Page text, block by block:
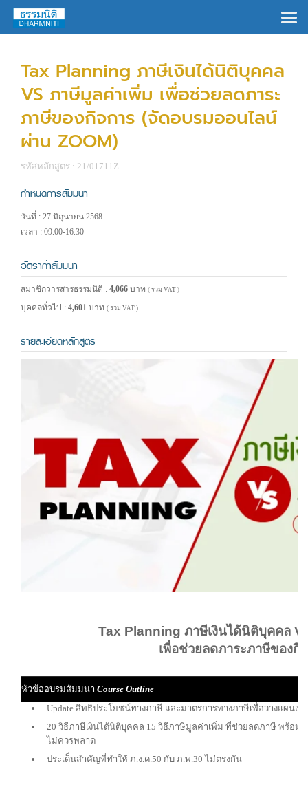
Tax Planning ภาษีเงินได้นิติบุคคล
VS ภาษีมูลค่าเพิ่ม เพื่อช่วยลดภาระ
ภาษีของกิจการ (จัดอบรมออนไลน์
ผ่าน ZOOM)
รหัสหลักสูตร : 21/01711Z
กำหนดการสัมมนา
วันที่ : 27 มิถุนายน 2568
เวลา : 09.00-16.30
อัตราค่าสัมมนา
สมาชิกวารสารธรรมนิติ : 4,066 บาท ( รวม VAT )
บุคคลทั่วไป : 4,601 บาท ( รวม VAT )
รายละเอียดหลักสูตร
Tax Planning ภาษีเงินได้นิติบุคคล
เพื่อช่วยลดภาระภาษีของกิ
หัวข้ออบรมสัมมนา Course Outline
Update สิทธิประโยชน์ทางภาษี และมาตรการทางภาษีเพื่อวางแผนงา
20 วิธีภาษีเงินได้นิติบุคคล 15 วิธีภาษีมูลค่าเพิ่ม ที่ช่วยลดภาษี พร้อม
ไม่ควรพลาด
ประเด็นสำคัญที่ทำให้ ภ.ง.ด.50 กับ ภ.พ.30 ไม่ตรงกัน
×